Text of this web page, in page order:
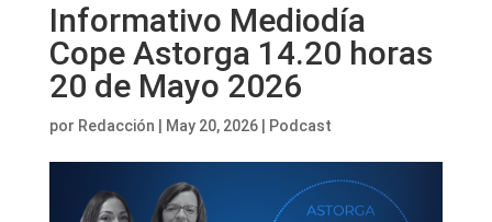
Informativo Mediodía
Cope Astorga 14.20 horas
20 de Mayo 2026
por Redacción May 20, 2026| Podcast